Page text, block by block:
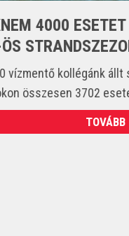
EL A
és csak a
el. (VIDEÓ)